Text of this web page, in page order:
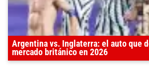
Argentina vs. Inglaterra: el auto que
mercado británico en 2026